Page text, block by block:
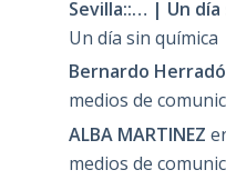
Sevilla::… | Un día
Un día sin química
Bernardo
medios de
ALBA MARTINEZ
medios de